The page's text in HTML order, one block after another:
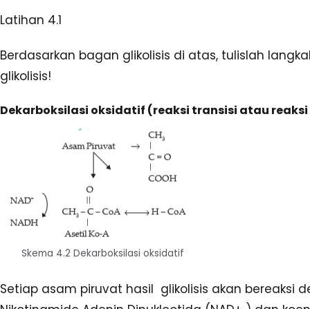
Latihan 4.1
Berdasarkan bagan glikolisis di atas, tulislah
glikolisis!
Dekarboksilasi oksidatif (reaksi transisi atau
Skema 4.2 Dekarboksilasi oksidatif
Setiap asam piruvat hasil glikolisis akan bereaksi